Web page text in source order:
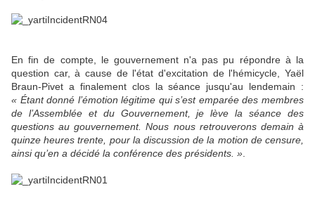
En fin de compte, le gouvernement n'a pas pu répondre à la
question car, à cause de l'état d'excitation de l'hémicycle, Yaël
Braun-Pivet a finalement clos la séance jusqu'au lendemain :
« Étant donné l’émotion légitime qui s’est emparée des membres
de l’Assemblée et du Gouvernement, je lève la séance des
questions au gouvernement. Nous nous retrouverons demain à
quinze heures trente, pour la discussion de la motion de censure,
ainsi qu’en a décidé la conférence des présidents. »